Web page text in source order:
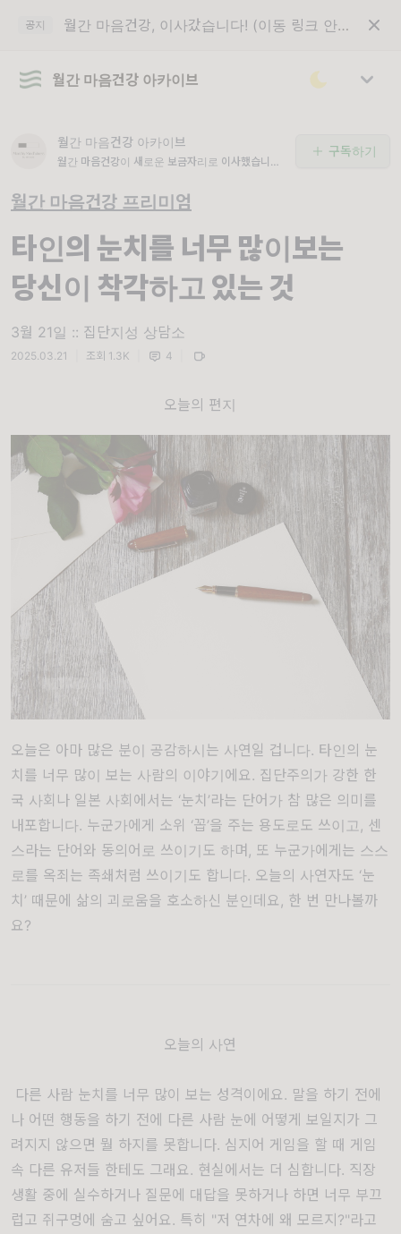
공지 월간 마음건강, 이사갔습니다! (이동 링크 안내)
월간 마음건강 아카이브
월간 마음건강 아카이브
월간 마음건강이 새로운 보금자리로 이사했습니다.
구독하기
월간 마음건강 프리미엄
타인의 눈치를 너무 많이보는
당신이 착각하고 있는 것
3월 21일 :: 집단지성 상담소
2025.03.21 조회 1.3K 4
오늘의 편지
오늘은 아마 많은 분이 공감하시는 사연일 겁니다. 타인의 눈
치를 너무 많이 보는 사람의 이야기에요. 집단주의가 강한 한
국 사회나 일본 사회에서는 ‘눈치’라는 단어가 참 많은 의미를
내포합니다. 누군가에게 소위 ‘꼽’을 주는 용도로도 쓰이고 , 센
스라는 단어와 동의어로 쓰이기도 하며 , 또 누군가에게는 스스
로를 옥죄는 족쇄처럼 쓰이기도 합니다. 오늘의 사연자도 ‘눈
치’ 때문에 삶의 괴로움을 호소하신 분인데요 , 한 번 만나볼까
요?
오늘의 사연
다른 사람 눈치를 너무 많이 보는 성격이에요. 말을 하기 전에
나 어떤 행동을 하기 전에 다른 사람 눈에 어떻게 보일지가 그
려지지 않으면 뭘 하지를 못합니다. 심지어 게임을 할 때 게임
속 다른 유저들 한테도 그래요. 현실에서는 더 심합니다. 직장
생활 중에 실수하거나 질문에 대답을 못하거나 하면 너무 부끄
럽고 쥐구멍에 숨고 싶어요. 특히 "저 연차에 왜 모르지?"라고